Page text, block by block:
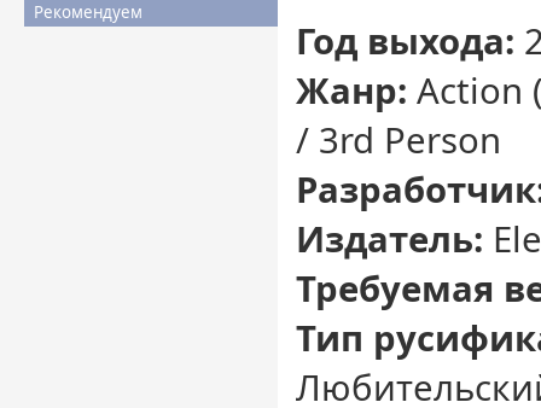
Рекомендуем
Год выхода:
Жанр: Action
/ 3rd Person
Издатель:
Требуемая
Тип